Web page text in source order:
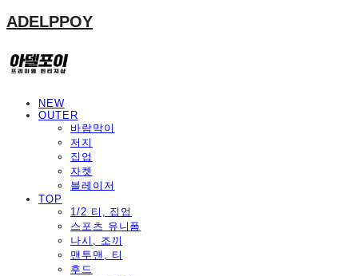
ADELPPOY
NEW
OUTER
바람막이
저지
집업
자켓
블레이저
TOP
1/2 티, 집업
스포츠 유니폼
나시, 조끼
맨투맨, 티
후드